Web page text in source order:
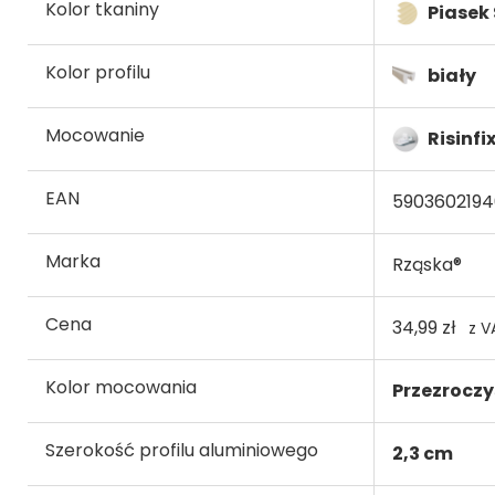
Kolor tkaniny
Kolor profilu biały
Mocowanie
EAN
Marka Rząska®
Cena 34,99 zł z
Kolor mocowania
Szerokość profilu aluminiowego 2,3 cm